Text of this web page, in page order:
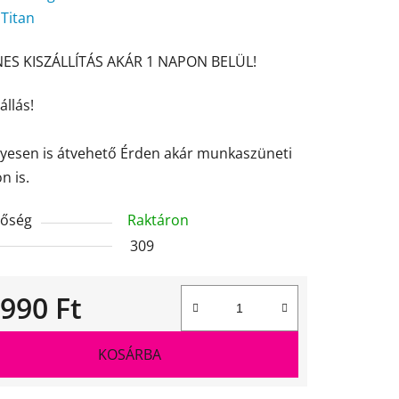
Titan
KISZÁLLÍTÁS AKÁR 1 NAPON BELÜL!
is átvehető Érden akár munkaszüneti
is.
Raktáron
309
Ft
KOSÁRBA